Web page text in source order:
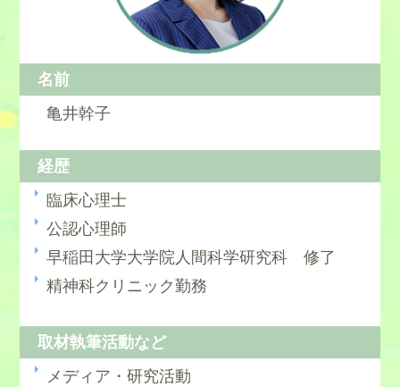
名前
亀井幹子
経歴
臨床心理士
公認心理師
早稲田大学大学院人間科学研究科 修了
精神科クリニック勤務
取材執筆活動など
メディア・研究活動